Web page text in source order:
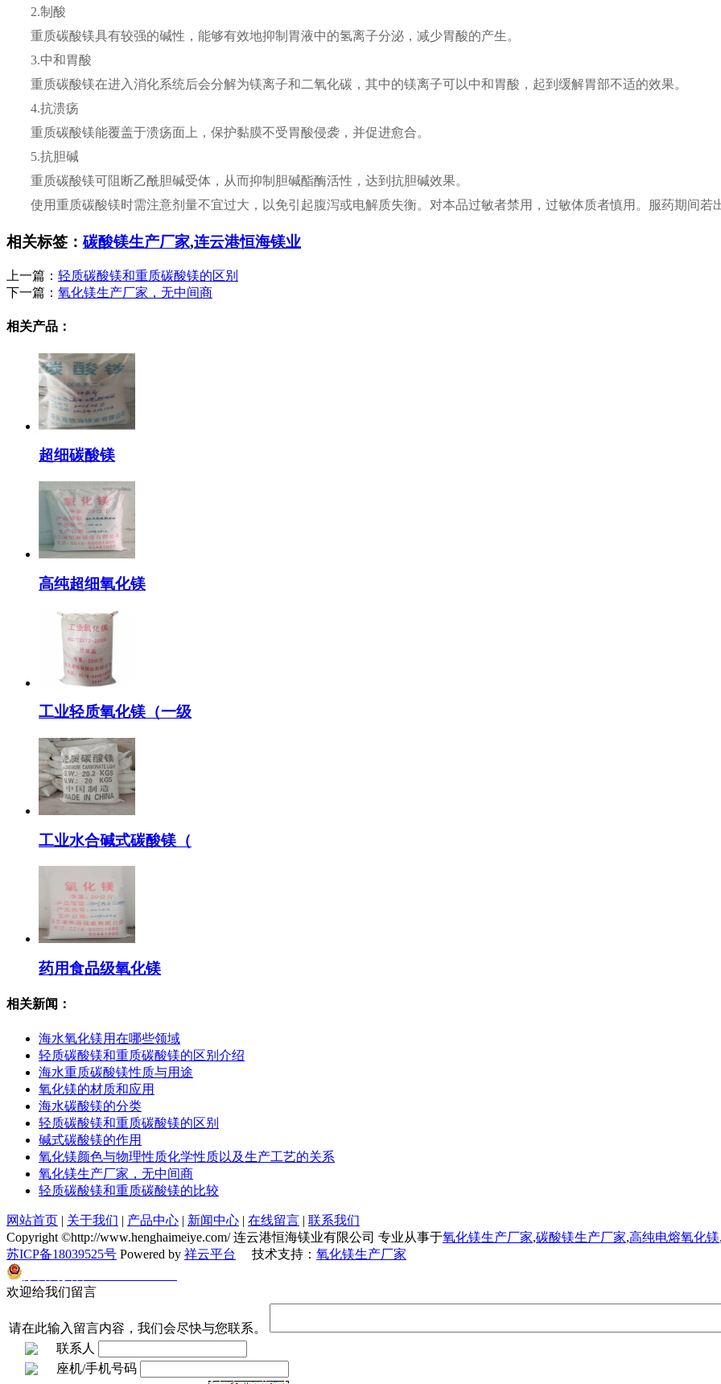
2.制酸
重质碳酸镁具有较强的碱性，能够有效地抑制胃液中的氢离子分泌，减少胃酸的产生。
3.中和胃酸
重质碳酸镁在进入消化系统后会分解为镁离子和二氧化碳，其中的镁离子可以中和胃酸，起到缓解胃部不适的效果。
4.抗溃疡
重质碳酸镁能覆盖于溃疡面上，保护黏膜不受胃酸侵袭，并促进愈合。
5.抗胆碱
重质碳酸镁可阻断乙酰胆碱受体，从而抑制胆碱酯酶活性，达到抗胆碱效果。
使用重质碳酸镁时需注意剂量不宜过大，以免引起腹泻或电解质失衡。对本品过敏者禁用，过敏体质者慎用。服药期间若
相关标签： 碳酸镁生产厂家,连云港恒海镁业
上一篇： 轻质碳酸镁和重质碳酸镁的区别
下一篇： 氧化镁生产厂家，无中间商
相关产品：
超细碳酸镁
高纯超细氧化镁
工业轻质氧化镁（一级
工业水合碱式碳酸镁（
药用食品级氧化镁
相关新闻：
海水氧化镁用在哪些领域
轻质碳酸镁和重质碳酸镁的区别介绍
海水重质碳酸镁性质与用途
氧化镁的材质和应用
海水碳酸镁的分类
轻质碳酸镁和重质碳酸镁的区别
碱式碳酸镁的作用
氧化镁颜色与物理性质化学性质以及生产工艺的关系
氧化镁生产厂家，无中间商
轻质碳酸镁和重质碳酸镁的比较
网站首页 | 关于我们 | 产品中心 | 新闻中心 | 在线留言 | 联系我们
Copyright ©http://www.henghaimeiye.com/ 连云港恒海镁业有限公司 专业从事于氧化镁生产厂家,碳酸镁生产厂家,高纯电熔氧化镁
苏ICP备18039525号 Powered by 祥云平台 技术支持： 氧化镁生产厂家
欢迎给我们留言
请在此输入留言内容，我们会尽快与您联系。
联系人
座机/手机号码